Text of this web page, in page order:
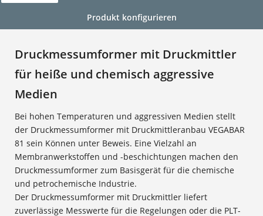
Produkt konfigurieren
Druckmessumformer mit Druckmittler
für heiße und chemisch aggressive
Medien
Bei hohen Temperaturen und aggressiven Medien stellt
der Druckmessumformer mit Druckmittleranbau VEGABAR
81 sein Können unter Beweis. Eine Vielzahl an
Membranwerkstoffen und -beschichtungen machen den
Druckmessumformer zum Basisgerät für die chemische
und petrochemische Industrie.
Der Druckmessumformer mit Druckmittler liefert
zuverlässige Messwerte für die Regelungen oder die PLT-